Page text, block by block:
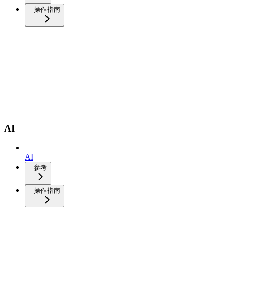
操作指南
AI
AI
参考
操作指南